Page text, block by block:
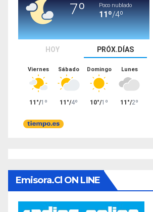
Emisora.cl ON LINE